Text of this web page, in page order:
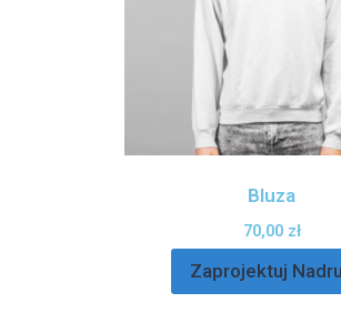
Bluza
70,00 zł
Zaprojektuj